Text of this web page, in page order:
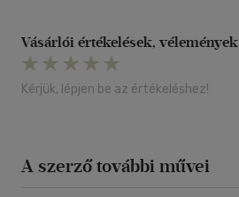
Vásárlói értékelések, vélemények
Kérjük, lépjen be az értékeléshez!
A szerző további művei